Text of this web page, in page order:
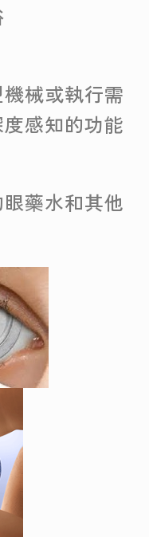
械或執行需
感知的功能
藥水和其他